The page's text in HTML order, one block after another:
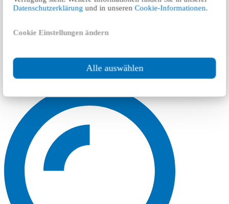
Datenschutzerklärung und in unserenCookie-Informationen.
Cookie Einstellungen ändern
Alle auswählen